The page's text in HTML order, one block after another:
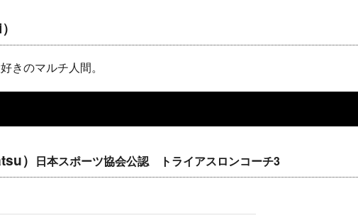
きのマルチ人間。
） 日本スポーツ協会公認 トライアスロンコーチ3